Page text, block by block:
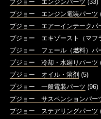
プジョー エンジンパーツ (33)
プジョー エンジン電装パーツ
プジョー エアーインテークパ
プジョー エキゾースト（マフ
プジョー フェール（燃料）パ
プジョー 冷却・水廻りパーツ
プジョー オイル・溶剤 (5)
プジョー 一般電装パーツ (96)
プジョー サスペンションパー
プジョー ステアリングパーツ